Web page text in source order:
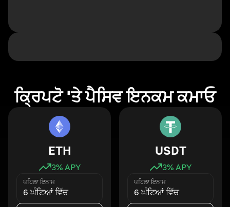
ਕ੍ਰਿਪਟੋ 'ਤੇ ਪੈਸਿਵ ਇਨਕਮ ਕਮਾਓ
ETH
3% APY
ਪਹਿਲਾ ਇਨਾਮ
6 ਘੰਟਿਆਂ ਵਿੱਚ
USDT
3% APY
ਪਹਿਲਾ ਇਨਾਮ
6 ਘੰਟਿਆਂ ਵਿੱਚ